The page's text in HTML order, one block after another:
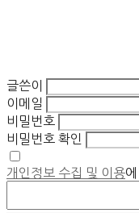
글쓴이
이메일
비밀번호
비밀번호 확인
개인정보 수집 및 이용